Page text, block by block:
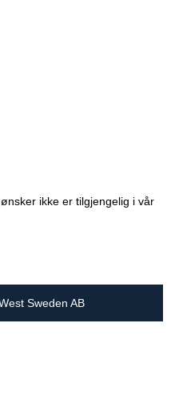
ikke er tilgjengelig i vår
Sweden AB